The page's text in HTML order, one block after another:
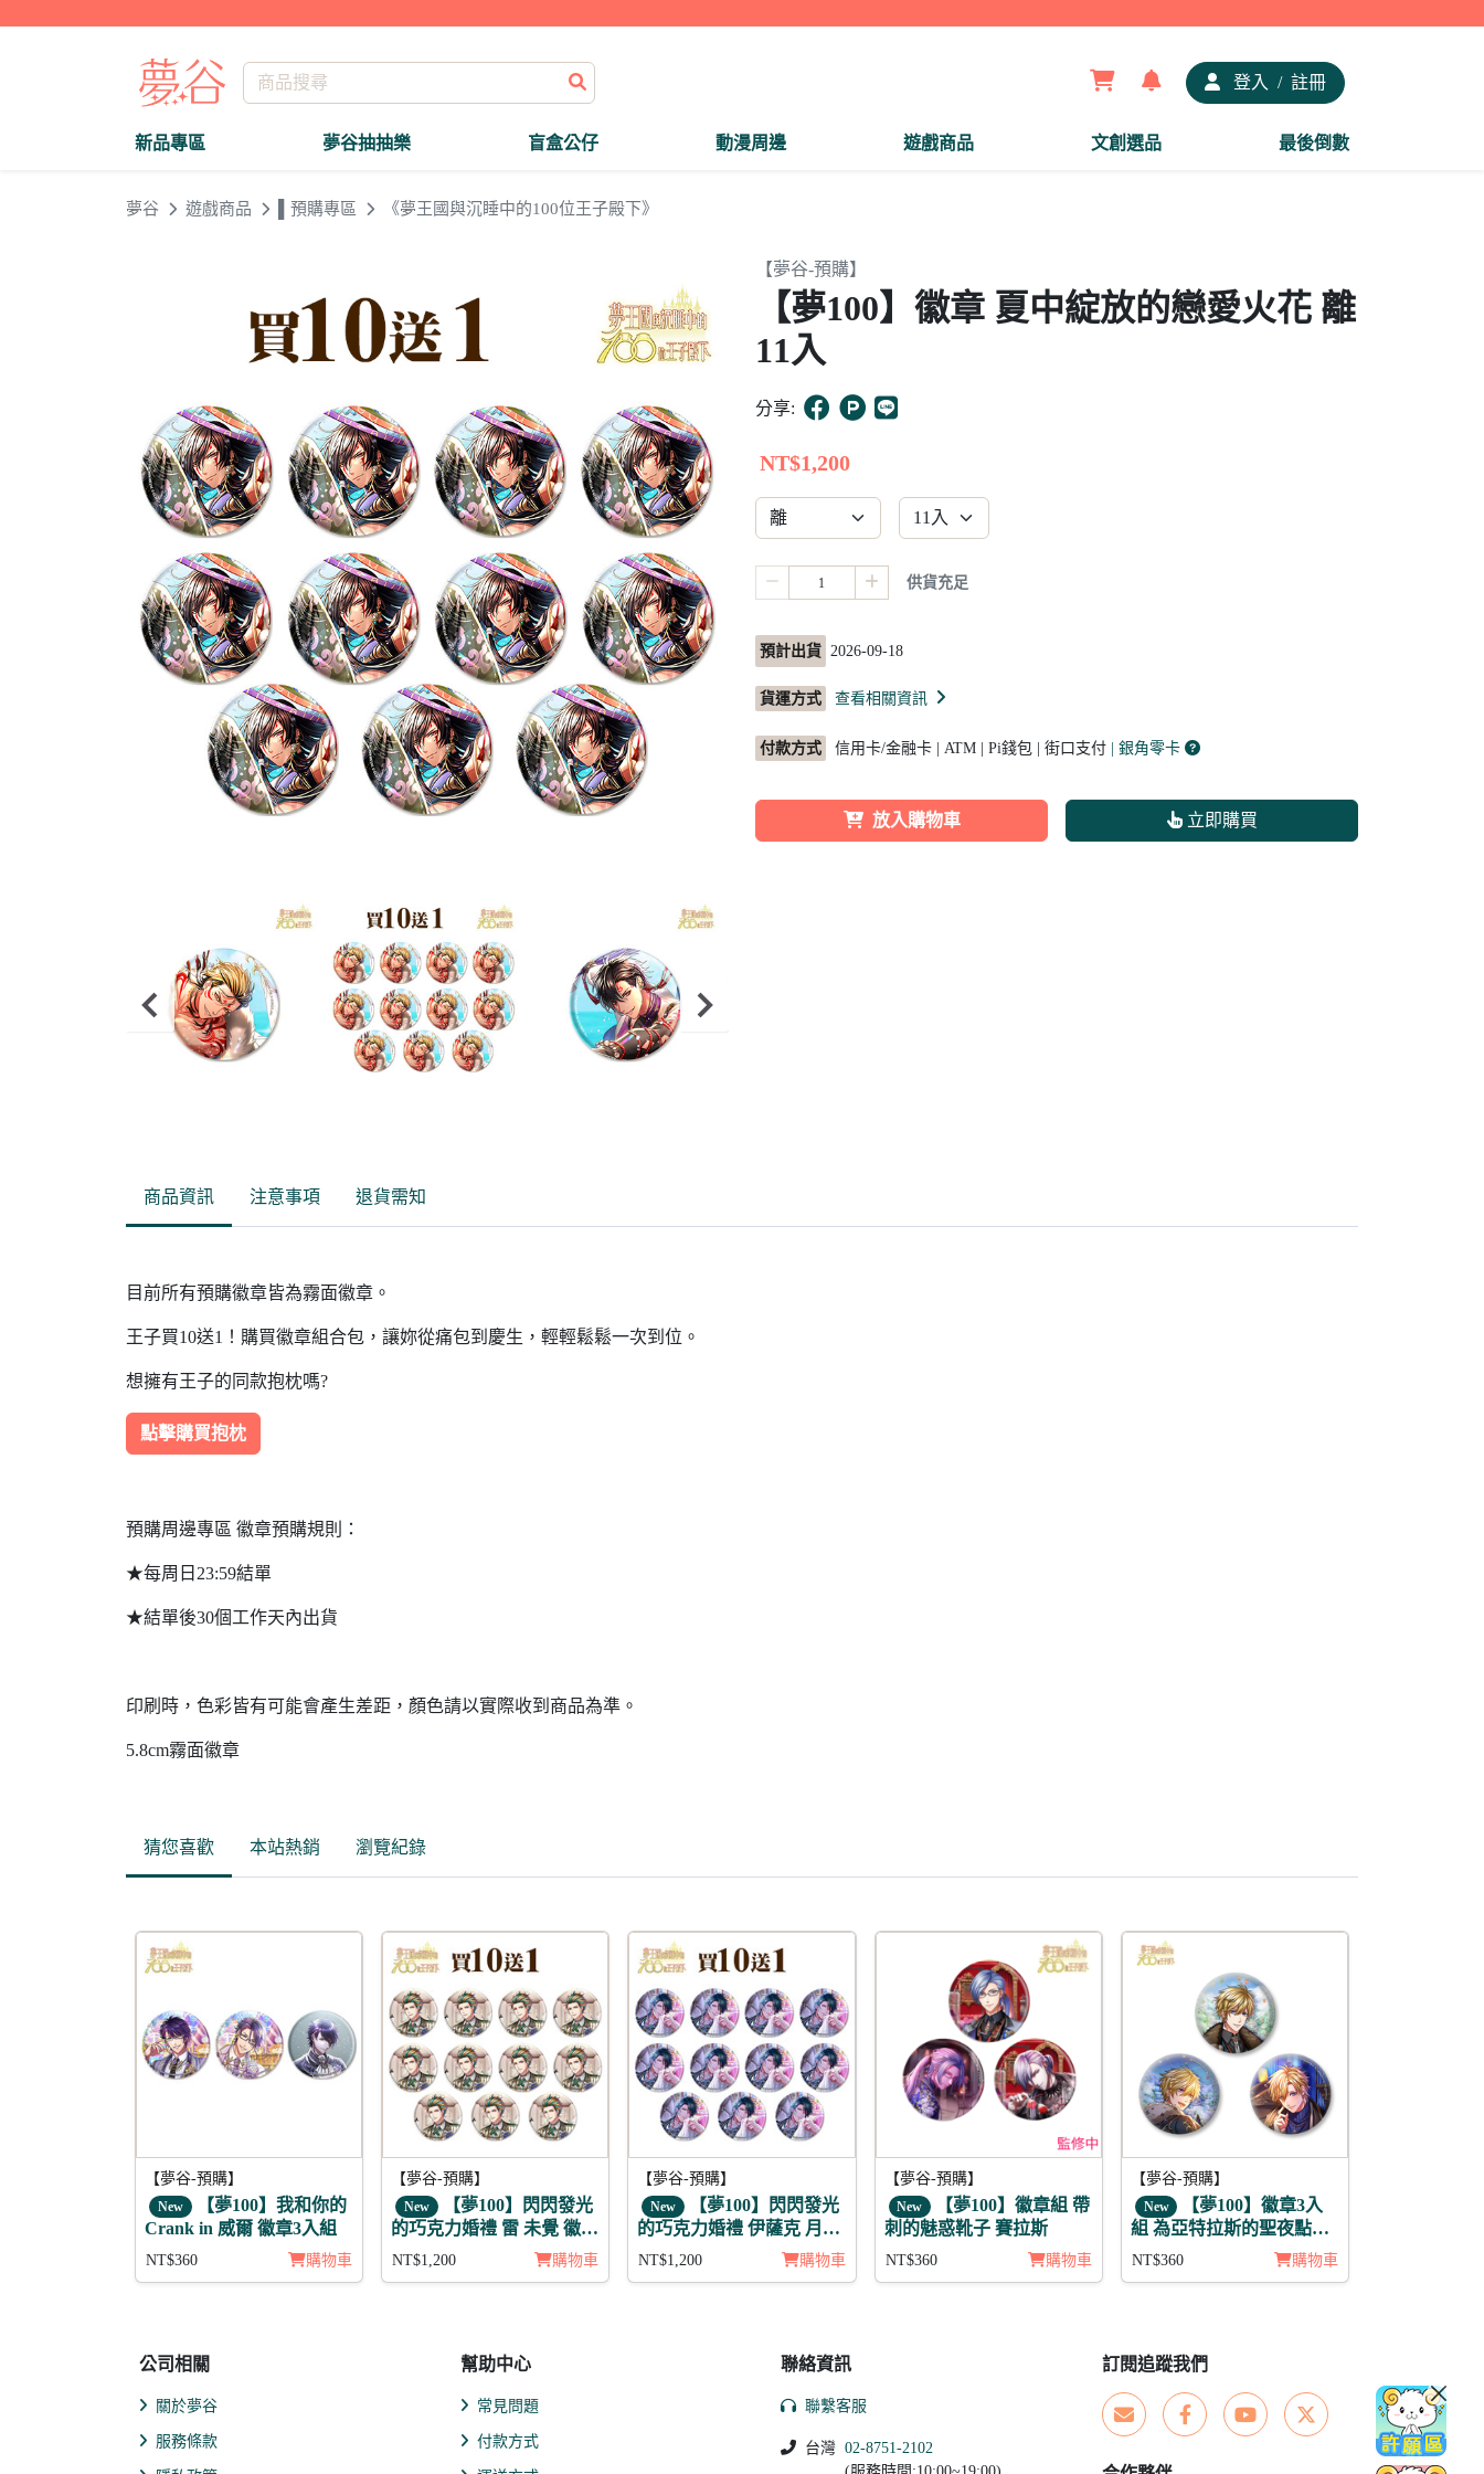
登入 / 註冊
新品專區 夢谷抽抽樂 盲盒公仔 動漫周邊 遊戲商品 文創選品 最後倒數
夢谷 遊戲商品 ▌預購專區 《夢王國與沉睡中的100位王子殿下》
【夢谷-預購】
【夢100】徽章 夏中綻放的戀愛火花 離
11入
分享:
NT$1,200
供貨充足
預計出貨 2026-09-18
貨運方式 查看相關資訊
付款方式 信用卡/金融卡 | ATM | Pi錢包 | 街口支付 | 銀角零卡
放入購物車 立即購買
商品資訊 注意事項 退貨需知
目前所有預購徽章皆為霧面徽章。
王子買10送1！購買徽章組合包，讓妳從痛包到慶生，輕輕鬆鬆一次到位。
想擁有王子的同款抱枕嗎?
點擊購買抱枕
預購周邊專區 徽章預購規則：
★每周日23:59結單
★結單後30個工作天內出貨
印刷時，色彩皆有可能會產生差距，顏色請以實際收到商品為準。
5.8cm霧面徽章
猜您喜歡 本站熱銷 瀏覽紀錄
【夢谷-預購】
New 【夢100】我和你的
Crank in 威爾 徽章3入組
NT$360 購物車
【夢谷-預購】
New 【夢100】閃閃發光
的巧克力婚禮 雷 未覺 徽章
11入組
NT$1,200 購物車
【夢谷-預購】
New 【夢100】閃閃發光
的巧克力婚禮 伊薩克 月覺
徽章11入組
NT$1,200 購物車
【夢谷-預購】
New
【夢100】徽章組 帶
刺的魅惑靴子 賽拉斯
NT$360 購物車
【夢谷-預購】
New
【夢100】徽章3入
組 為亞特拉斯的聖夜點燃
夢之火 齊艾爾
NT$360 購物車
公司相關
關於夢谷
服務條款
幫助中心
常見問題
付款方式
聯絡資訊
聯繫客服
台灣 02-8751-2102
訂閱追蹤我們